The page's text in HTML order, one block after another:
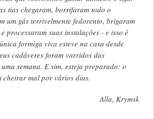
tias chegaram, borrifaram todo o
um gás terrivelmente fedorento, brigaram
processaram suas instalações - e isso é
formiga viva esteve na casa desde
cadáveres foram varridos das
semana. E sim, esteja preparado: o
cheirar mal por vários dias.
Alla, Krymsk